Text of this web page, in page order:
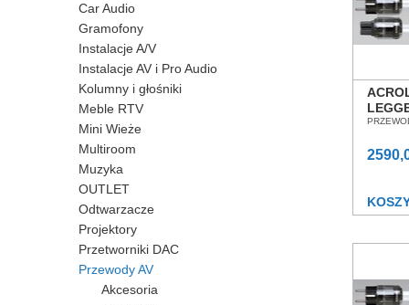
Car Audio
Gramofony
Instalacje A/V
Instalacje AV i Pro Audio
Kolumny i głośniki
Meble RTV
Mini Wieże
Multiroom
Muzyka
OUTLET
Odtwarzacze
Projektory
Przetworniki DAC
Przewody AV
Akcesoria